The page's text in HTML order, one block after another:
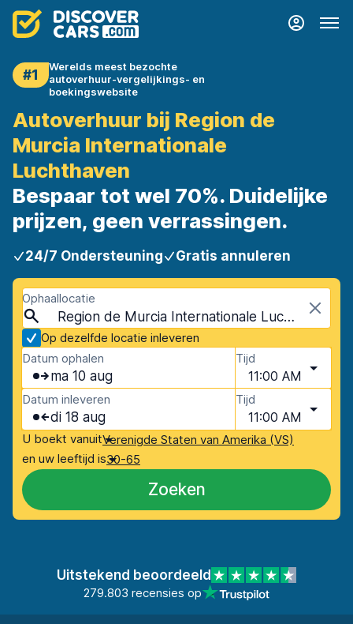
#1
Werelds meest bezochte
autoverhuur-vergelijkings- en
boekingswebsite
Autoverhuur bij Region de
Murcia Internationale
Luchthaven
Bespaar tot wel 70%. Duidelijke
prijzen, geen verrassingen.
24/7 Ondersteuning Gratis annuleren
Ophaallocatie
Region de Murcia Internationale Luchthaven (RMU), Murcia, Spanje
Op dezelfde locatie inleveren
Datum ophalen
ma 10 aug
Tijd
11:00 AM
Datum inleveren
di 18 aug
Tijd
11:00 AM
U boekt vanuitVerenigde Staten van Amerika (VS)
en uw leeftijd is30-65
Zoeken
Uitstekend beoordeeld
279.803 recensies op